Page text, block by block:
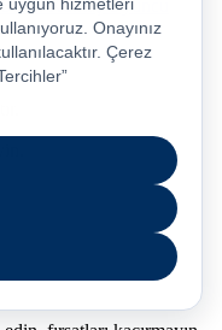
Kumaş Oyuncu